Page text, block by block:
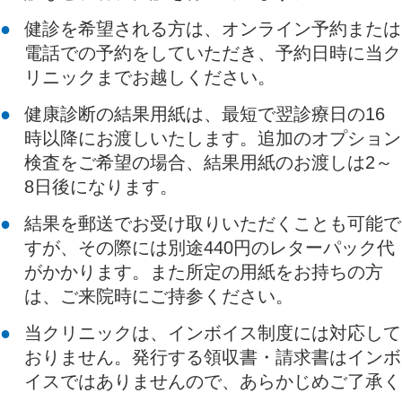
健診を希望される方は、 オンライン予約 または
電話での予約をしていただき、予約日時に当ク
リニックまでお越しください。
健康診断の結果用紙は、最短で翌診療日の16
時以降にお渡しいたします。追加のオプション
検査をご希望の場合、結果用紙のお渡しは2～
8日後になります。
結果を郵送でお受け取りいただくことも可能で
すが、その際には別途440円のレターパック代
がかかります。また所定の用紙をお持ちの方
は、ご来院時にご持参ください。
当クリニックは、インボイス制度には対応して
おりません。発行する領収書・請求書はインボ
イスではありませんので、あらかじめご了承く